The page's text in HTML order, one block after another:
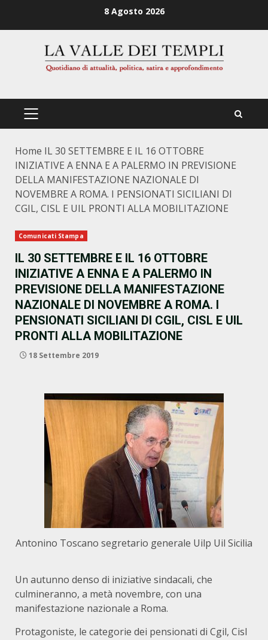
8 Agosto 2026
PRIMÄRES
Home IL 30 SETTEMBRE E IL 16 OTTOBRE
INIZIATIVE A ENNA E A PALERMO IN PREVISIONE
DELLA MANIFESTAZIONE NAZIONALE DI
NOVEMBRE A ROMA. I PENSIONATI SICILIANI DI
CGIL, CISL E UIL PRONTI ALLA MOBILITAZIONE
Comunicati Stampa
IL 30 SETTEMBRE E IL 16 OTTOBRE
INIZIATIVE A ENNA E A PALERMO IN
PREVISIONE DELLA MANIFESTAZIONE
NAZIONALE DI NOVEMBRE A ROMA. I
PENSIONATI SICILIANI DI CGIL, CISL E UIL
PRONTI ALLA MOBILITAZIONE
18 Settembre 2019
Antonino Toscano segretario generale Uilp Uil Sicilia
Un autunno denso di iniziative sindacali, che
culmineranno, a metà novembre, con una
manifestazione nazionale a Roma.
Protagoniste, le categorie dei pensionati di Cgil, Cisl